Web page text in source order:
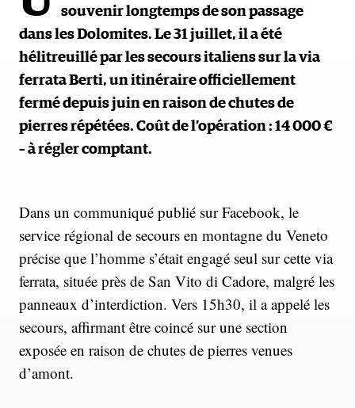
souvenir longtemps de son passage
dans les Dolomites. Le 31 juillet, il a été
hélitreuillé par les secours italiens sur la via
ferrata Berti, un itinéraire officiellement
fermé depuis juin en raison de chutes de
pierres répétées. Coût de l’opération : 14 000 €
– à régler comptant.
Dans un communiqué publié sur Facebook, le
service régional de secours en montagne du Veneto
précise que l’homme s’était engagé seul sur cette via
ferrata, située près de San Vito di Cadore, malgré les
panneaux d’interdiction. Vers 15h30, il a appelé les
secours, affirmant être coincé sur une section
exposée en raison de chutes de pierres venues
d’amont.